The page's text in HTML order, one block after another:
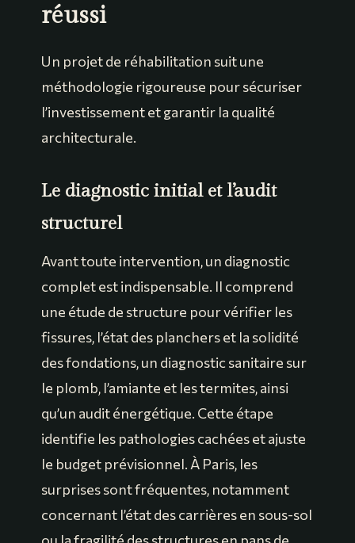
réussi
Un projet de réhabilitation suit une
méthodologie rigoureuse pour sécuriser
l’investissement et garantir la qualité
architecturale.
Le diagnostic initial et l’audit
structurel
Avant toute intervention, un diagnostic
complet est indispensable. Il comprend
une étude de structure pour vérifier les
fissures, l’état des planchers et la solidité
des fondations, un diagnostic sanitaire sur
le plomb, l’amiante et les termites, ainsi
qu’un audit énergétique. Cette étape
identifie les pathologies cachées et ajuste
le budget prévisionnel. À Paris, les
surprises sont fréquentes, notamment
concernant l’état des carrières en sous-sol
ou la fragilité des structures en pans de